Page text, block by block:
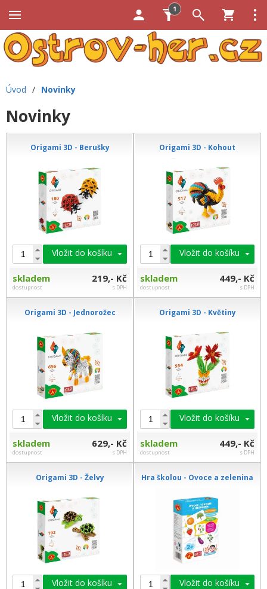
1
Úvod / Novinky
Novinky
Origami 3D - Berušky
Vložit do košíku
skladem
dostupnost
219,- Kč
s DPH
Origami 3D - Kohout
Vložit do košíku
skladem
dostupnost
449,- Kč
s DPH
Origami 3D - Jednorožec
Vložit do košíku
skladem
dostupnost
629,- Kč
s DPH
Origami 3D - Květiny
Vložit do košíku
skladem
dostupnost
449,- Kč
s DPH
Origami 3D - Želvy
Vložit do košíku
Hra školou - Ovoce a zelenina
Vložit do košíku